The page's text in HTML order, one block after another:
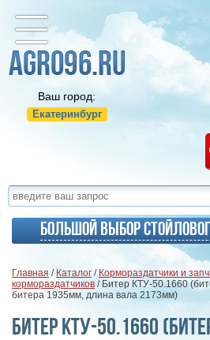
Ваш город:
Екатеринбург
Большой выбор
Главная / Каталог / Кормораздатчики и
кормораздатчиков / Битер КТУ-50.1660
битера 1935мм, длина вала 2173мм)
Битер КТУ-50.1660